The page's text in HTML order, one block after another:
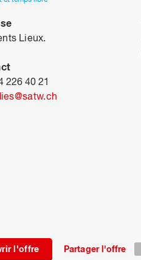
Lieux.
226 40 21
@satw.ch
l'offre Partager l'offre